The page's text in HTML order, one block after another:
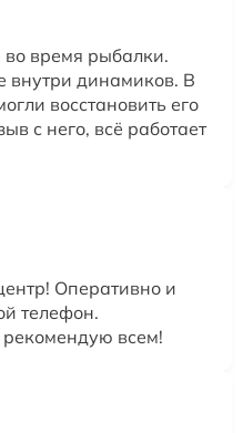
во время рыбалки.
внутри динамиков. В
восстановить его
с него, всё работает
Оперативно и
телефон.
всем!